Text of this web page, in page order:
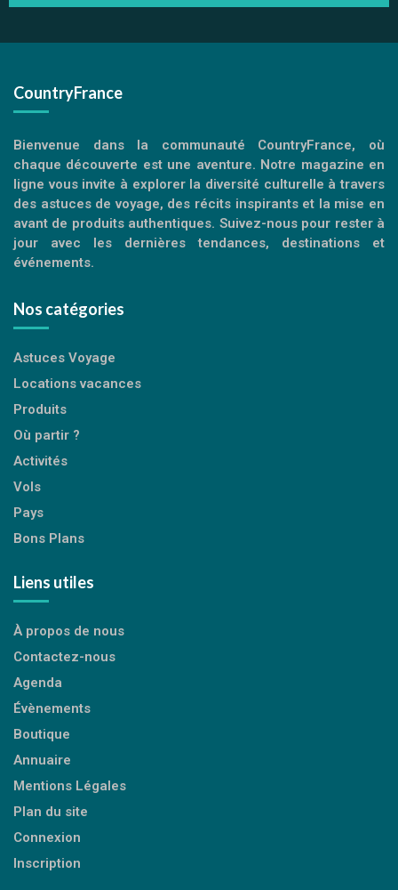
CountryFrance
Bienvenue dans la communauté CountryFrance, où
chaque découverte est une aventure. Notre magazine en
ligne vous invite à explorer la diversité culturelle à travers
des astuces de voyage, des récits inspirants et la mise en
avant de produits authentiques. Suivez-nous pour rester à
jour avec les dernières tendances, destinations et
événements.
Nos catégories
Astuces Voyage
Locations vacances
Produits
Où partir ?
Activités
Vols
Pays
Bons Plans
Liens utiles
À propos de nous
Contactez-nous
Agenda
Évènements
Boutique
Annuaire
Mentions Légales
Plan du site
Connexion
Inscription